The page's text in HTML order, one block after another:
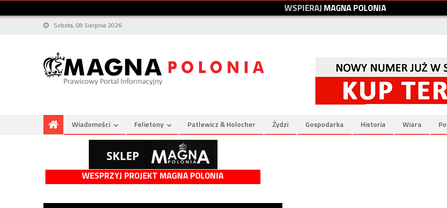
WSPIERAJMAGNAPOLONIA
Sobota, 08 Sierpnia 2026
Wiadomości Felietony Patlewicz & Holocher Żydzi Gospodarka Historia Wiara
WESPRZYJ PROJEKT MAGNA POLONIA